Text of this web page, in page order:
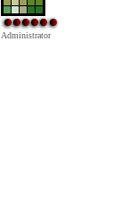
Administrator